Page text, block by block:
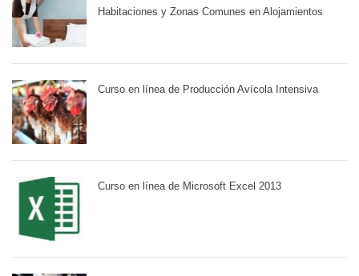
Habitaciones y Zonas Comunes en Alojamientos
Curso en línea de Producción Avícola Intensiva
Curso en línea de Microsoft Excel 2013